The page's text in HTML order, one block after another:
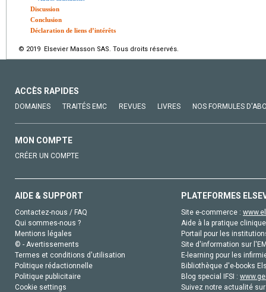
Discussion
Conclusion
Déclaration de liens d’intérêts
© 2019 Elsevier Masson SAS. Tous droits réservés.
ACCÈS RAPIDES
DOMAINES TRAITÉS EMC REVUES LIVRES NOS FORMULES
MON COMPTE
CRÉER UN COMPTE
AIDE & SUPPORT
Contactez-nous / FAQ
Qui sommes-nous ?
Mentions légales
© - Avertissements
Termes et conditions d'utilisation
Politique rédactionnelle
Politique publicitaire
Cookie settings
PLATEFORMES
Site e-commerce :
Aide à la pratique
Portail pour les
Site d'information sur
E-learning pour les
Bibliothèque d'e-books
Blog special IFSI :
Suivez notre actualité